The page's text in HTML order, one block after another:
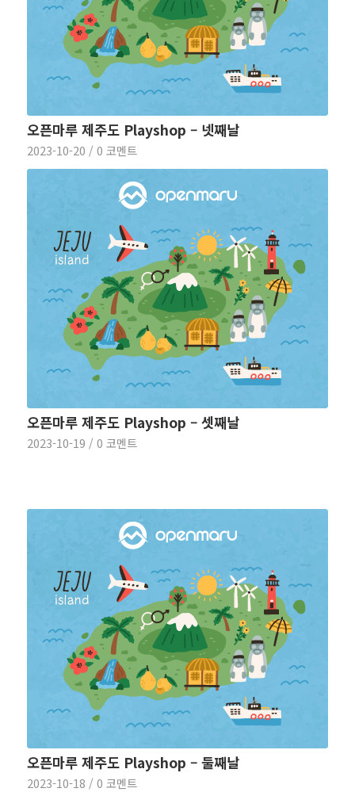
오픈마루 제주도 Playshop – 넷째날
2023-10-20 / 0 코멘트
오픈마루 제주도 Playshop – 셋째날
2023-10-19 / 0 코멘트
오픈마루 제주도 Playshop – 둘째날
2023-10-18 / 0 코멘트